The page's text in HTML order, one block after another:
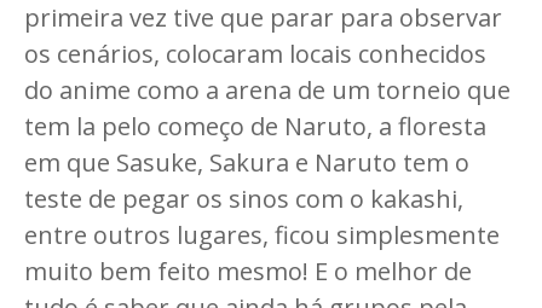
primeira vez tive que parar para observar
os cenários, colocaram locais conhecidos
do anime como a arena de um torneio que
tem la pelo começo de Naruto, a floresta
em que Sasuke, Sakura e Naruto tem o
teste de pegar os sinos com o kakashi,
entre outros lugares, ficou simplesmente
muito bem feito mesmo! E o melhor de